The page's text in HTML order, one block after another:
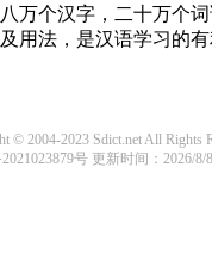
万个汉字，二十万个
用法，是汉语学习的有
© 2004-2023 Sdict.net All Rights
号更新时间：2026/8/